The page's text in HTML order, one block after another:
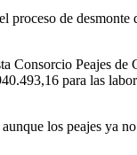
proceso de
Consorcio Peajes
para las
los peajes ya